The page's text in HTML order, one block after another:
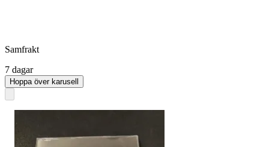
Samfrakt
7 dagar
Hoppa över karusell